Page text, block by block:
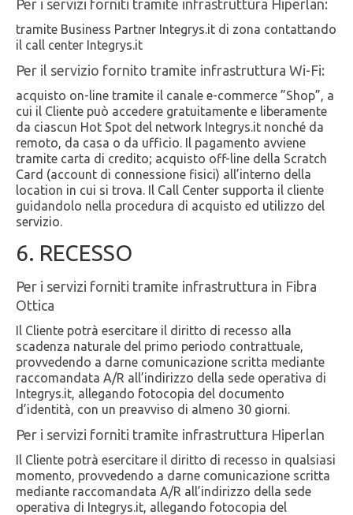
Per i servizi forniti tramite infrastruttura Hiperlan:
tramite Business Partner Integrys.it di zona contattando
il call center Integrys.it
Per il servizio fornito tramite infrastruttura Wi-Fi:
acquisto on-line tramite il canale e-commerce ”Shop”, a
cui il Cliente può accedere gratuitamente e liberamente
da ciascun Hot Spot del network Integrys.it nonché da
remoto, da casa o da ufficio. Il pagamento avviene
tramite carta di credito; acquisto off-line della Scratch
Card (account di connessione fisici) all’interno della
location in cui si trova. Il Call Center supporta il cliente
guidandolo nella procedura di acquisto ed utilizzo del
servizio.
6. RECESSO
Per i servizi forniti tramite infrastruttura in Fibra
Ottica
Il Cliente potrà esercitare il diritto di recesso alla
scadenza naturale del primo periodo contrattuale,
provvedendo a darne comunicazione scritta mediante
raccomandata A/R all’indirizzo della sede operativa di
Integrys.it, allegando fotocopia del documento
d’identità, con un preavviso di almeno 30 giorni.
Per i servizi forniti tramite infrastruttura Hiperlan
Il Cliente potrà esercitare il diritto di recesso in qualsiasi
momento, provvedendo a darne comunicazione scritta
mediante raccomandata A/R all’indirizzo della sede
operativa di Integrys.it, allegando fotocopia del